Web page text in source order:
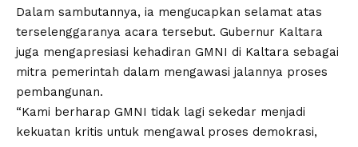
Dalam sambutannya, ia mengucapkan selamat atas
terselenggaranya acara tersebut. Gubernur Kaltara
juga mengapresiasi kehadiran GMNI di Kaltara sebagai
mitra pemerintah dalam mengawasi jalannya proses
pembangunan.
“Kami berharap GMNI tidak lagi sekedar menjadi
kekuatan kritis untuk mengawal proses demokrasi,